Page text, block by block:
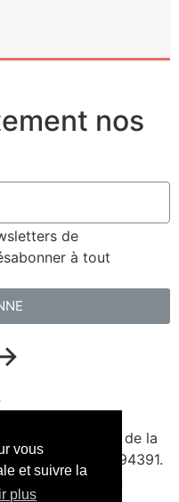
vous
et suivre la
plus
nos
de
à tout
Édité par Presse de la
CPPAP
1127Y94391.
la Charte pour un